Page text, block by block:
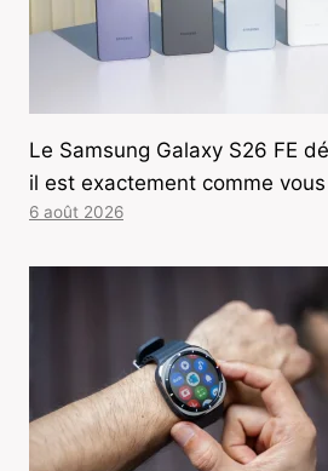
Le Samsung Galaxy S26 FE
il est exactement comme vous
6 août 2026